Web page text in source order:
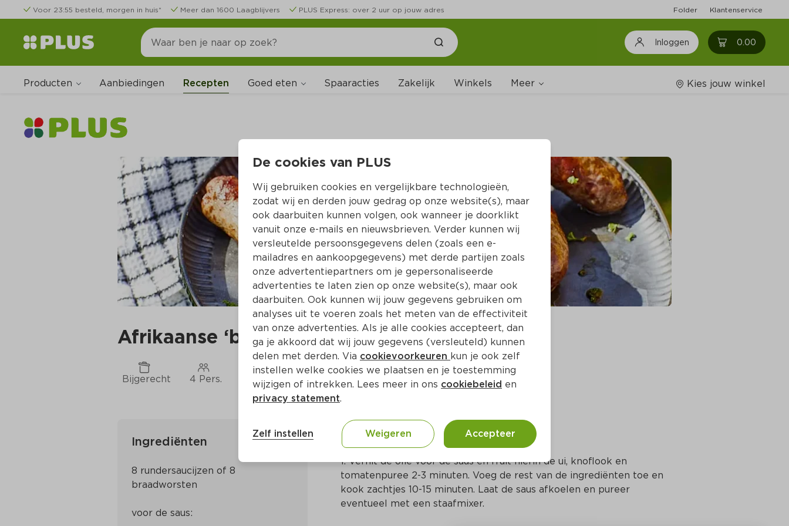
Voor 23:55 besteld, morgen in huis* Meer dan 1600 Laagblijvers PLUS Express: over 2 uur op jouw adres Folder Klantenservice
Inloggen 0.00 0
Producten Aanbiedingen Recepten Goed eten Spaaracties Zakelijk Winkels Meer
Wijnshop
Boodschappenlijstjes
Kies jouw winkel
Afrikaanse ‘boerewors' met zoetzure saus
Bijgerecht 4 Pers. Ca. 25 Min Overig
Ingrediënten
8 rundersaucijzen of 8
braadworsten
voor de saus:
Bereidingswijze
1. Verhit de olie voor de saus en fruit hierin de ui, knoflook en
tomatenpuree 2-3 minuten. Voeg de rest van de ingrediënten toe en
kook zachtjes 10-15 minuten. Laat de saus afkoelen en pureer
eventueel met een staafmixer.
De cookies van PLUS
Wij gebruiken cookies en vergelijkbare technologieën,
zodat wij en derden jouw gedrag op onze website(s), maar
ook daarbuiten kunnen volgen, ook wanneer je doorklikt
vanuit onze e-mails en nieuwsbrieven. Verder kunnen wij
versleutelde persoonsgegevens delen (zoals een e-
mailadres en aankoopgegevens) met derde partijen zoals
onze advertentiepartners om je gepersonaliseerde
advertenties te laten zien op onze website(s), maar ook
daarbuiten. Ook kunnen wij jouw gegevens gebruiken om
analyses uit te voeren zoals het meten van de effectiviteit
van onze advertenties. Als je alle cookies accepteert, dan
ga je akkoord dat wij jouw gegevens (versleuteld) kunnen
delen met derden. Via cookievoorkeuren kun je ook zelf
instellen welke cookies we plaatsen en je toestemming
wijzigen of intrekken. Lees meer in ons cookiebeleid en
privacy statement.
Zelf instellen Weigeren Accepteer